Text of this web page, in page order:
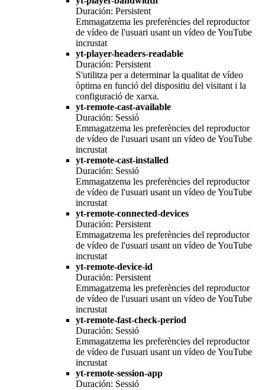
Duración: Persistent
Emmagatzema les preferències del reproductor
de vídeo de l'usuari usant un vídeo de YouTube
incrustat
yt-player-headers-readable
Duración: Persistent
S'utilitza per a determinar la qualitat de vídeo
òptima en funció del dispositiu del visitant i la
configuració de xarxa.
yt-remote-cast-available
Duración: Sessió
Emmagatzema les preferències del reproductor
de vídeo de l'usuari usant un vídeo de YouTube
incrustat
yt-remote-cast-installed
Duración: Sessió
Emmagatzema les preferències del reproductor
de vídeo de l'usuari usant un vídeo de YouTube
incrustat
yt-remote-connected-devices
Duración: Persistent
Emmagatzema les preferències del reproductor
de vídeo de l'usuari usant un vídeo de YouTube
incrustat
yt-remote-device-id
Duración: Persistent
Emmagatzema les preferències del reproductor
de vídeo de l'usuari usant un vídeo de YouTube
incrustat
yt-remote-fast-check-period
Duración: Sessió
Emmagatzema les preferències del reproductor
de vídeo de l'usuari usant un vídeo de YouTube
incrustat
yt-remote-session-app
Duración: Sessió